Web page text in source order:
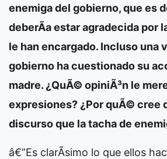
enemiga del gobierno, que es
deberÃ­a estar agradecida por
le han encargado. Incluso una
gobierno ha cuestionado su
madre. ¿QuÃ© opiniÃ³n le
expresiones? ¿Por quÃ© cree
discurso que la tacha de
â€”Es clarÃ­simo lo que ellos